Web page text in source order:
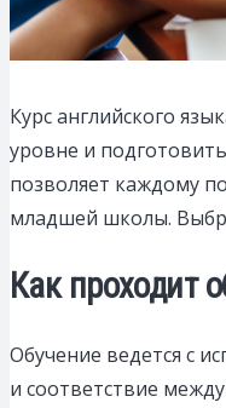
Курс английского
уровне и
позволяет каждому
младшей школы.
Как проходит
Обучение ведется с
и соответствие